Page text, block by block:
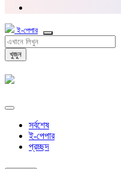
ই-পেপার
খুজুন
সর্বশেষ
ই-পেপার
প্রচ্ছদ